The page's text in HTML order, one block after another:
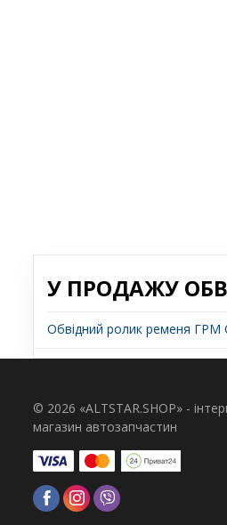
У ПРОДАЖУ
Обвідний ролик ременя ГРМ
© 2026 «ALTSTAR.SHOP» -
магазин автозапчастин